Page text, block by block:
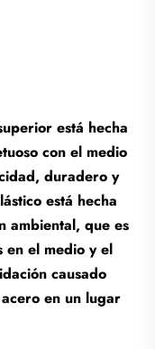
está hecha
con el medio
duradero y
está hecha
ambiental, que es
en el medio y el
causado
en un lugar